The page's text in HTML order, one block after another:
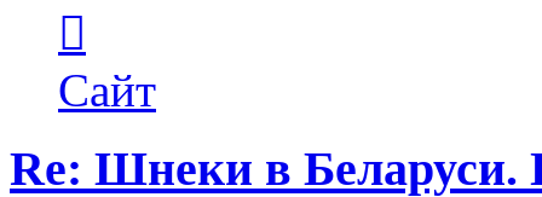
пользователя
Вроде
химик
Сайт
Re: Шнеки в Беларуси.